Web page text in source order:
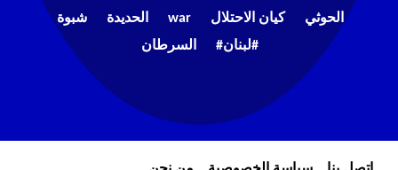
الحوثي
كيان الاحتلال war الحديدة
شبوة
#لبنان#
السرطان